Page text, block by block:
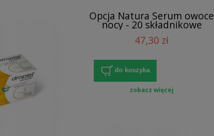
Opcja Natura Serum owoce
nocy - 20 składnikowe
serum do twarzy na noc 30
ml
47,30 zł
do koszyka
zobacz więcej